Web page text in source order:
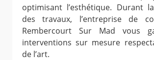
optimisant l’esthétique. Durant
des travaux, l’entreprise de
Rembercourt Sur Mad vous
interventions sur mesure
de l’art.